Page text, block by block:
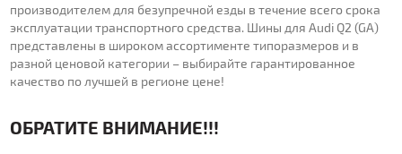
производителем для безупречной езды в течение всего срока
эксплуатации транспортного средства. Шины для Audi Q2 (GA)
представлены в широком ассортименте типоразмеров и в
разной ценовой категории – выбирайте гарантированное
качество по лучшей в регионе цене!
ОБРАТИТЕ ВНИМАНИЕ!!!